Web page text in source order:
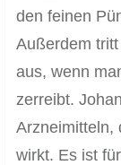
den feinen
Außerdem
aus, wenn
zerreibt.
Arzneimitteln,
wirkt. Es ist